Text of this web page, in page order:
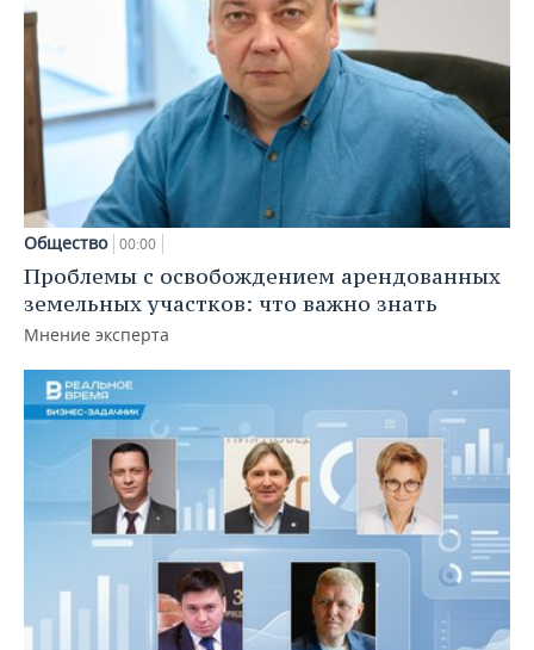
Общество 00:00
Проблемы с освобождением арендованных
земельных участков: что важно знать
Мнение эксперта